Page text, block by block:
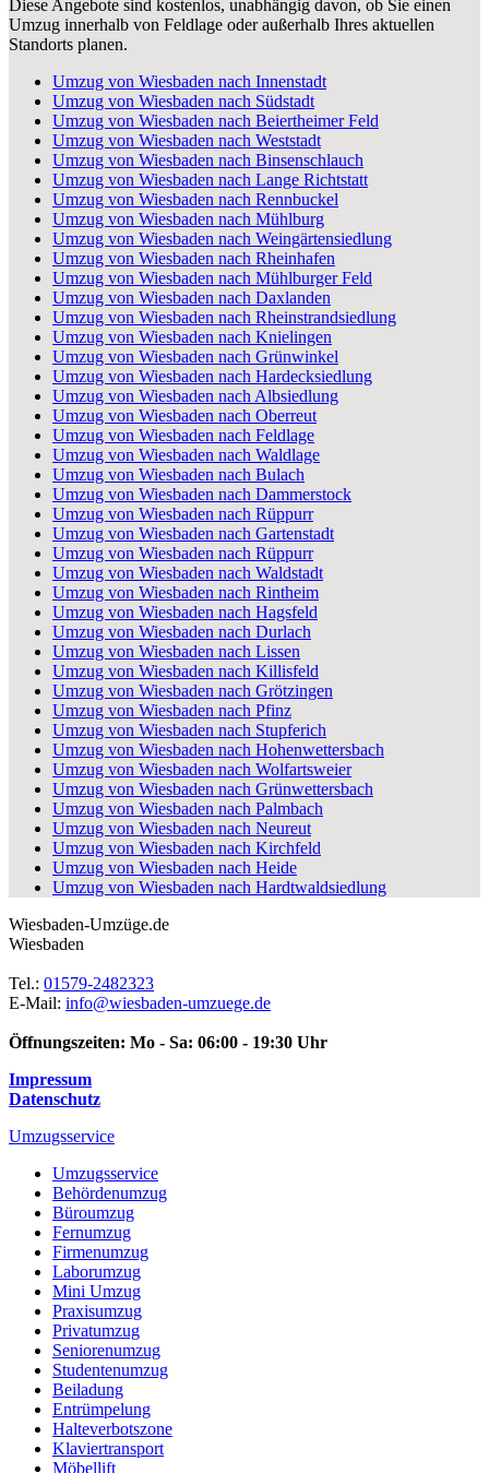
Diese Angebote sind kostenlos, unabhängig davon, ob Sie einen
Umzug innerhalb von Feldlage oder außerhalb Ihres aktuellen
Standorts planen.
Umzug von Wiesbaden nach Innenstadt
Umzug von Wiesbaden nach Südstadt
Umzug von Wiesbaden nach Beiertheimer Feld
Umzug von Wiesbaden nach Weststadt
Umzug von Wiesbaden nach Binsenschlauch
Umzug von Wiesbaden nach Lange Richtstatt
Umzug von Wiesbaden nach Rennbuckel
Umzug von Wiesbaden nach Mühlburg
Umzug von Wiesbaden nach Weingärtensiedlung
Umzug von Wiesbaden nach Rheinhafen
Umzug von Wiesbaden nach Mühlburger Feld
Umzug von Wiesbaden nach Daxlanden
Umzug von Wiesbaden nach Rheinstrandsiedlung
Umzug von Wiesbaden nach Knielingen
Umzug von Wiesbaden nach Grünwinkel
Umzug von Wiesbaden nach Hardecksiedlung
Umzug von Wiesbaden nach Albsiedlung
Umzug von Wiesbaden nach Oberreut
Umzug von Wiesbaden nach Feldlage
Umzug von Wiesbaden nach Waldlage
Umzug von Wiesbaden nach Bulach
Umzug von Wiesbaden nach Dammerstock
Umzug von Wiesbaden nach Rüppurr
Umzug von Wiesbaden nach Gartenstadt
Umzug von Wiesbaden nach Rüppurr
Umzug von Wiesbaden nach Waldstadt
Umzug von Wiesbaden nach Rintheim
Umzug von Wiesbaden nach Hagsfeld
Umzug von Wiesbaden nach Durlach
Umzug von Wiesbaden nach Lissen
Umzug von Wiesbaden nach Killisfeld
Umzug von Wiesbaden nach Grötzingen
Umzug von Wiesbaden nach Pfinz
Umzug von Wiesbaden nach Stupferich
Umzug von Wiesbaden nach Hohenwettersbach
Umzug von Wiesbaden nach Wolfartsweier
Umzug von Wiesbaden nach Grünwettersbach
Umzug von Wiesbaden nach Palmbach
Umzug von Wiesbaden nach Neureut
Umzug von Wiesbaden nach Kirchfeld
Umzug von Wiesbaden nach Heide
Umzug von Wiesbaden nach Hardtwaldsiedlung
Wiesbaden-Umzüge.de
Wiesbaden
Tel.: 01579-2482323
E-Mail: info@wiesbaden-umzuege.de
Öffnungszeiten: Mo - Sa: 06:00 - 19:30 Uhr
Impressum
Datenschutz
Umzugsservice
Umzugsservice
Behördenumzug
Büroumzug
Fernumzug
Firmenumzug
Laborumzug
Mini Umzug
Praxisumzug
Privatumzug
Seniorenumzug
Studentenumzug
Beiladung
Entrümpelung
Halteverbotszone
Klaviertransport
Möbellift